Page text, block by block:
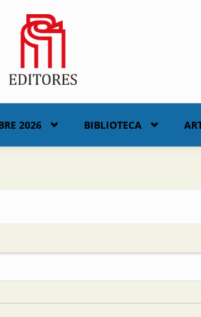
2026 BIBLIOTECA